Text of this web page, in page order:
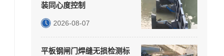
装同心度控制
2026-08-07
平板钢闸门焊缝无损检测标